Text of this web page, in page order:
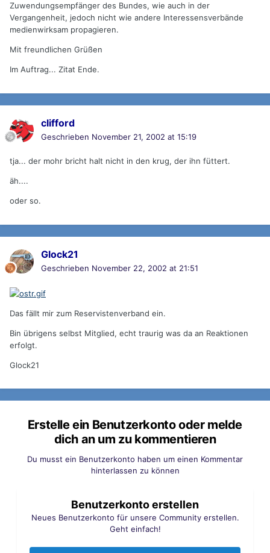
Zuwendungsempfänger des Bundes, wie auch in der
Vergangenheit, jedoch nicht wie andere Interessensverbände
medienwirksam propagieren.
Mit freundlichen Grüßen
Im Auftrag... Zitat Ende.
clifford
Geschrieben November 21, 2002 at 15:19
tja... der mohr bricht halt nicht in den krug, der ihn füttert.
äh....
oder so.
Glock21
Geschrieben November 22, 2002 at 21:51
Das fällt mir zum Reservistenverband ein.
Bin übrigens selbst Mitglied, echt traurig was da an Reaktionen
erfolgt.
Glock21
Erstelle ein Benutzerkonto oder melde
dich an um zu kommentieren
Du musst ein Benutzerkonto haben um einen Kommentar
hinterlassen zu können
Benutzerkonto erstellen
Neues Benutzerkonto für unsere Community erstellen.
Geht einfach!